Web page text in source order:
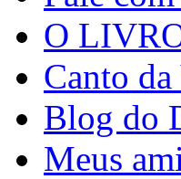
O
Canto
Blog do
Meus